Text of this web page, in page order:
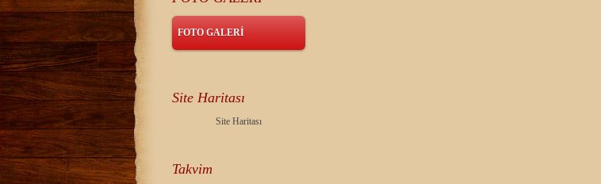
FOTO GALERİ
Site Haritası
Site Haritası
Takvim